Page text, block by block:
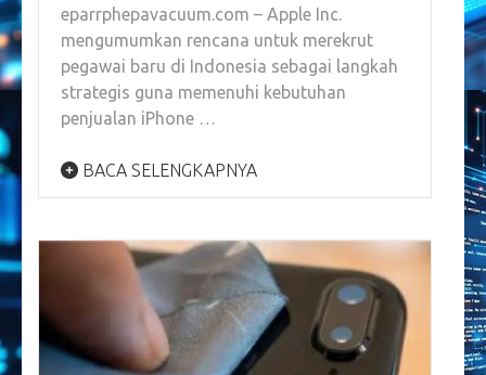
eparrphepavacuum.com – Apple Inc.
mengumumkan rencana untuk merekrut
pegawai baru di Indonesia sebagai langkah
strategis guna memenuhi kebutuhan
penjualan iPhone …
BACA SELENGKAPNYA